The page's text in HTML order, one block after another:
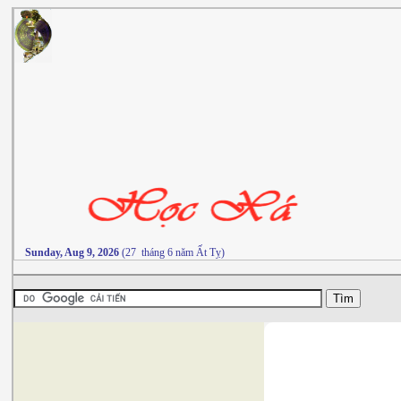
Sunday, Aug 9, 2026 (27 tháng 6 năm Ất Tỵ)